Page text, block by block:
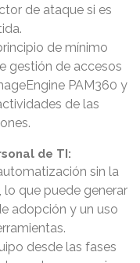
de ataque si es
de mínimo
gestión de accesos
PAM360 y
de las
de TI:
sin la
que puede generar
adopción y un uso
desde las fases